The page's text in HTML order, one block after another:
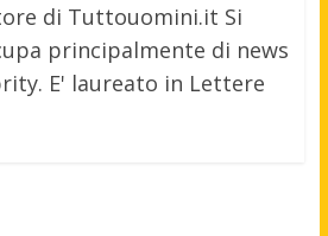
di Tuttouomini.it Si
principalmente di news
E' laureato in Lettere